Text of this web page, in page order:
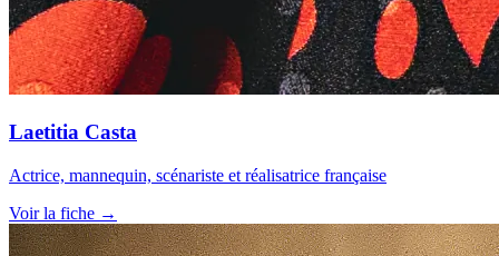
Laetitia Casta
Actrice, mannequin, scénariste et réalisatrice française
Voir la fiche →